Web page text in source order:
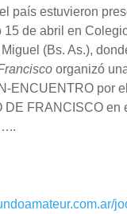
país estuvieron
15 de abril en
(Bs. As.),
organizó
ENCUENTRO por
DE FRANCISCO en